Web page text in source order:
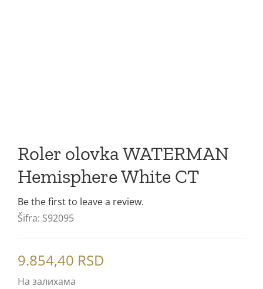
Roler olovka WATERMAN
Hemisphere White CT
Be the first to leave a review.
Šifra: S92095
9.854,40 RSD
На залихама